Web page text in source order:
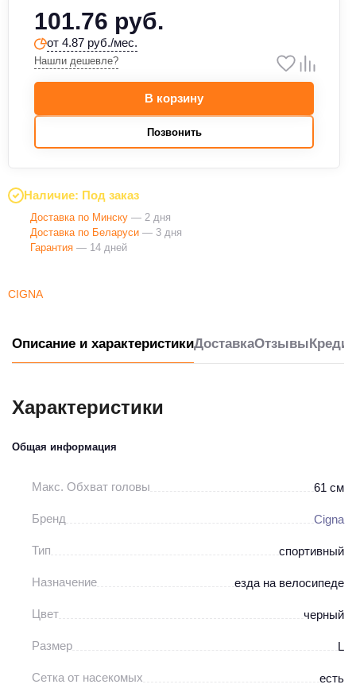
CIGNA
101.76 руб.
от 4.87 руб./мес.
Нашли дешевле?
В корзину
Позвонить
Наличие: Под заказ
Доставка по Минску — 2 дня
Доставка по Беларуси — 3 дня
Гарантия — 14 дней
Описание и характеристикиДоставкаОтзывы
Характеристики
Общая информация
Макс. Обхват головы 61 см
Бренд Cigna
Тип спортивный
Назначение езда на велосипеде
Цвет черный
Размер L
Сетка от насекомых есть